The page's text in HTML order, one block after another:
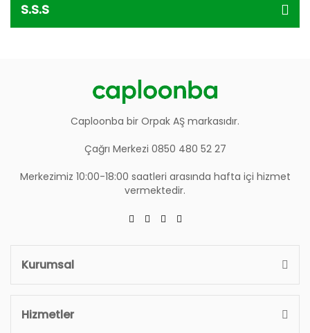
S.S.S
Caploonba bir Orpak AŞ markasıdır.
Çağrı Merkezi 0850 480 52 27
Merkezimiz 10:00-18:00 saatleri arasında hafta içi hizmet
vermektedir.
Kurumsal
Hizmetler